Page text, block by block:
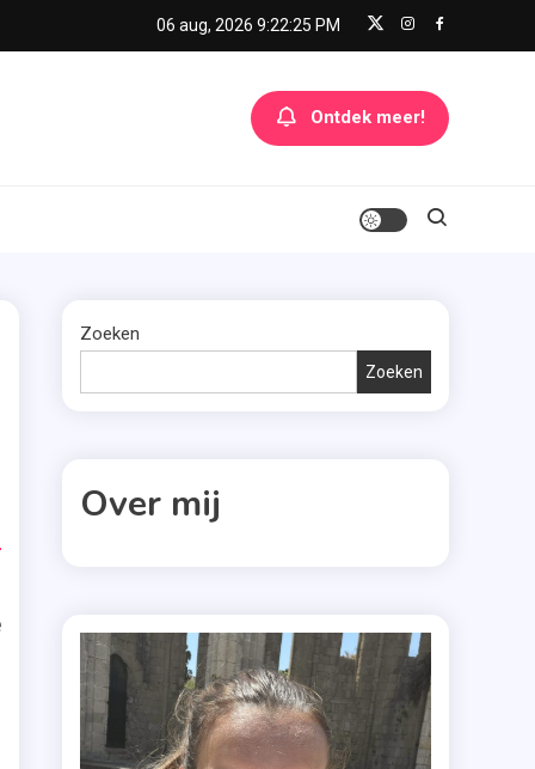
06 aug, 2026 9:22:26 PM
Ontdek meer!
Zoeken
Zoeken
Over mij